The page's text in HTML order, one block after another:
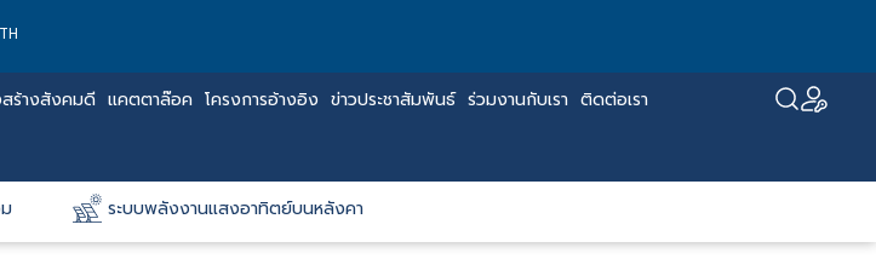
TH
ร้างสังคมดี แคตตาล๊อค โครงการอ้างอิง ข่าวประชาสัมพันธ์ ร่วมงานกับเรา ติดต่อเรา
ระบบพลังงานแสงอาทิตย์บนหลังคา